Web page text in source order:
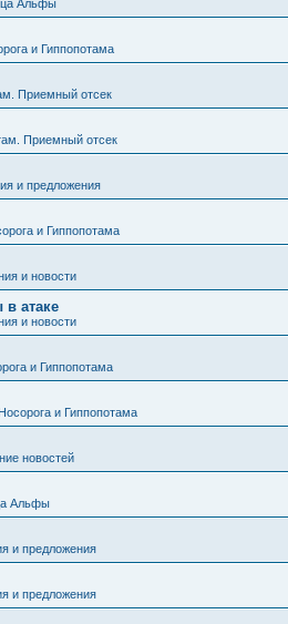
Альфы
и Гиппопотама
Приемный отсек
Приемный отсек
и предложения
и Гиппопотама
и новости
в атаке
и новости
и Гиппопотама
и Гиппопотама
новостей
Альфы
и предложения
и предложения